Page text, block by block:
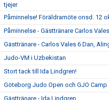
tjejer
Påminnelse! Föräldramöte onsd. 12
Påminnelse - Gästtränare Carlos
Gästtränare - Carlos Vales 6 Dan,
Judo-VM i Uzbekistan
Stort tack till Ida Lindgren!
Göteborg Judo Open och GJO
Gästtränare - Ida Lindgren